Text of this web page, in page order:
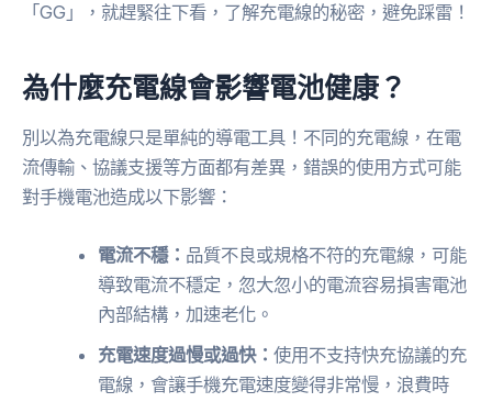
「GG」，就趕緊往下看，了解充電線的秘密，避免踩雷！
為什麼充電線會影響電池健康？
別以為充電線只是單純的導電工具！不同的充電線，在電
流傳輸、協議支援等方面都有差異，錯誤的使用方式可能
對手機電池造成以下影響：
電流不穩： 品質不良或規格不符的充電線，可能
導致電流不穩定，忽大忽小的電流容易損害電池
內部結構，加速老化。
充電速度過慢或過快：使用不支持快充協議的充
電線，會讓手機充電速度變得非常慢，浪費時